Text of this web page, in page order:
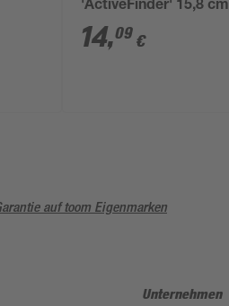
'ActiveFinder' 15,8 cm
14,09 €
auf toom Eigenmarken
Unternehmen